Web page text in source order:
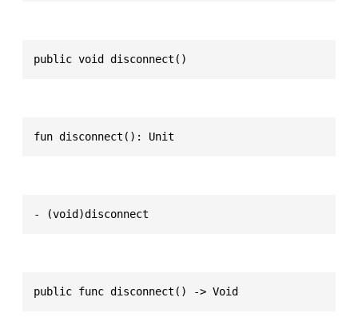
public void disconnect()
fun disconnect(): Unit
- (void)disconnect
public func disconnect() -> Void